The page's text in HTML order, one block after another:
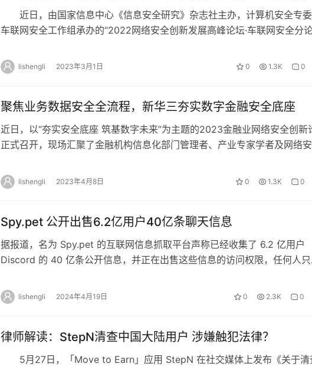
近日，由国家信息中心《信息安全研究》杂志社主办，计算机安全专
车联网安全工作组承办的“2022网络安全创新发展高峰论坛·车联网安全分论
lishengli 2023年3月1日 0 1.3K 0
聚焦业务数据安全全流程，新华三夯实数字金融安全底座
近日，以“夯实安全底座 筑基数字未来”为主题的2023金融业网络安全创新
正式召开，现场汇聚了金融机构信息化部门管理者、产业专家学者及网络安
lishengli 2023年4月8日 0 1.3K 0
Spy.pet 公开出售6.2亿用户40亿条聊天信息
据报道，名为 Spy.pet 的互联网信息抓取平台声称已经收集了 6.2 亿用户
Discord 的 40 亿条公开信息，并正在出售这些信息的访问权限，任何人只
lishengli 2024年4月19日 0 2.3K 0
律师解读：StepN清查中国大陆用户 涉嫌触犯法律？
5月27日，「Move to Earn」应用 StepN 在社交媒体上发布《关于清